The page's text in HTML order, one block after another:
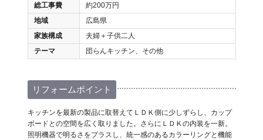
総工事費
約200万円
地域
広島県
家族構成
夫婦＋子供二人
テーマ
団らんキッチン、その他
リフォームポイント
キッチンを最新の製品に取替えてＬＤＫ側に少しずらし、カップ
ボードとの空間を広く取りました。さらにＬＤＫの内装を一新。
照明機器で明るさをプラスし、統一感のあるカラーリングと機能